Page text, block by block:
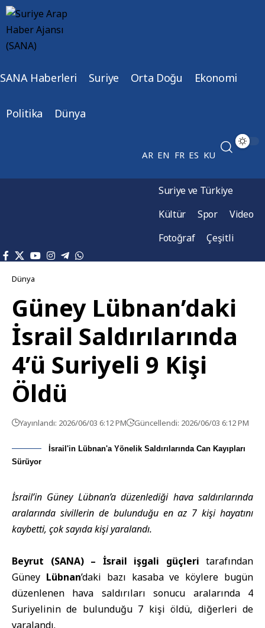
SANA Haberleri Suriye Orta Doğu Ekonomi
Politika Dünya
AR EN FR ES KU
Suriye ve Türkiye
Kültür
Spor
Video
Fotoğraf
Çeşitli
Dünya
Güney Lübnan’daki
İsrail Saldırılarında
4’ü Suriyeli 9 Kişi
Öldü
Yayınlandı: 2026/06/03 6:12 PM Güncellendi: 2026/06/03 6:12 PM
İsrail'in Lübnan'a Yönelik Saldırılarında Can Kayıpları
Sürüyor
İsrail’in Güney Lübnan’a düzenlediği hava saldırılarında
aralarında sivillerin de bulunduğu en az 7 kişi hayatını
kaybetti, çok sayıda kişi yaralandı.
Beyrut (SANA) – İsrail işgali güçleri tarafından
Güney Lübnan’daki bazı kasaba ve köylere bugün
düzenlenen hava saldırıları sonucu aralarında 4
Suriyelinin de bulunduğu 7 kişi öldü, diğerleri de
yaralandı.